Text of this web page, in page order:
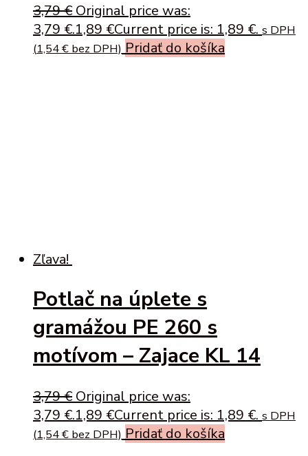
3,79€ Original price was:
3,79 €.1,89 €Current price is: 1,89 €. s DPH
(1,54€ bez DPH) Pridať do košíka
Zľava!
Potlač na úplete s
gramážou PE 260 s
motívom – Zajace KL 14
3,79€ Original price was:
3,79 €.1,89 €Current price is: 1,89 €. s DPH
(1,54€ bez DPH) Pridať do košíka